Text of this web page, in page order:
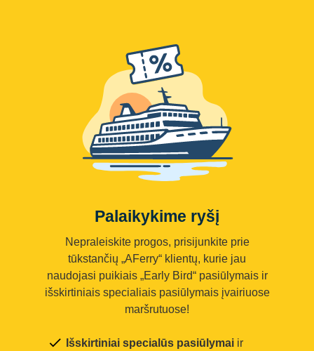
Palaikykime ryšį
Nepraleiskite progos, prisijunkite prie
tūkstančių „AFerry“ klientų, kurie jau
naudojasi puikiais „Early Bird“ pasiūlymais ir
išskirtiniais specialiais pasiūlymais įvairiuose
maršrutuose!
Išskirtiniai specialūs pasiūlymai ir